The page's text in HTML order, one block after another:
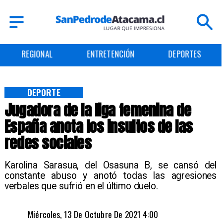
REGIONAL ENTRETENCIÓN DEPORTES
Jugadora de la liga femenina de
España anota los insultos de las
redes sociales
Karolina Sarasua, del Osasuna B, se cansó del
constante abuso y anotó todas las agresiones
verbales que sufrió en el último duelo.
DEPORTE
Miércoles, 13 De Octubre De 2021 4:00